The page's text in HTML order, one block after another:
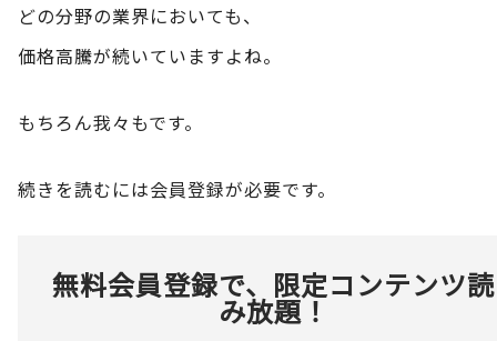
どの分野の業界においても、
価格高騰が続いていますよね。
もちろん我々もです。
続きを読むには会員登録が必要です。
無料会員登録で、限定コンテンツ読
み放題！